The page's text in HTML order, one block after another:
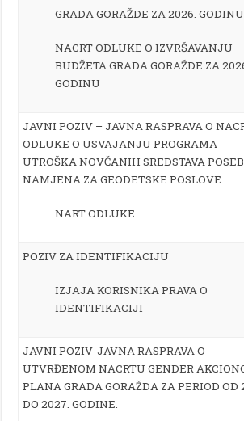
GRADA GORAŽDE ZA 2026. GODINU
NACRT ODLUKE O IZVRŠAVANJU
BUDŽETA GRADA GORAŽDE ZA
GODINU
JAVNI POZIV – JAVNA RASPRAVA O
ODLUKE O USVAJANJU PROGRAMA
UTROŠKA NOVČANIH SREDSTAVA
NAMJENA ZA GEODETSKE POSLOVE
NART ODLUKE
POZIV ZA IDENTIFIKACIJU
IZJAJA KORISNIKA PRAVA O
IDENTIFIKACIJI
JAVNI POZIV-JAVNA RASPRAVA O
UTVRĐENOM NACRTU GENDER
PLANA GRADA GORAŽDA ZA PERIOD OD
DO 2027. GODINE.